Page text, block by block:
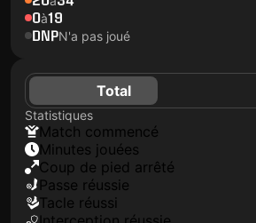
0à19
DNPN'a pas joué
Total
Statistiques
match commencé
minutes jouées
coup de pied arrêté
Passe réussie
tacle réussi